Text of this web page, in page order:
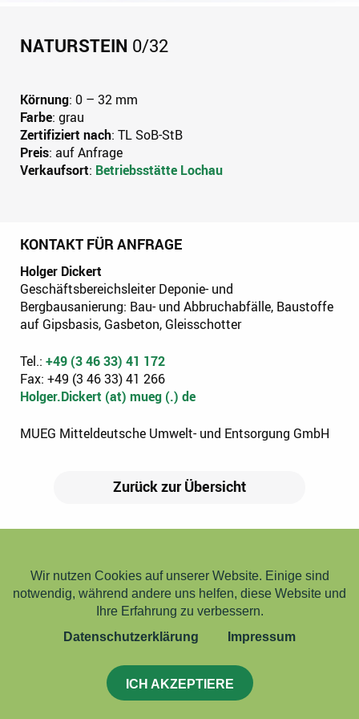
Wir verwenden Cookies
Wir nutzen Cookies auf unserer Website. Einige sind
notwendig, während andere uns helfen, diese Website und
Ihre Erfahrung zu verbessern.
Datenschutzerklärung
Impressum
ICH AKZEPTIERE
NATURSTEIN 0/32
Körnung: 0 – 32 mm
Farbe: grau
Zertifiziert nach: TL SoB-StB
Preis: auf Anfrage
Verkaufsort: Betriebsstätte Lochau
KONTAKT FÜR ANFRAGE
Holger Dickert
Geschäftsbereichsleiter Deponie- und
Bergbausanierung: Bau- und Abbruchabfälle, Baustoffe
auf Gipsbasis, Gasbeton, Gleisschotter
Tel.: +49 (3 46 33) 41 172
Fax: +49 (3 46 33) 41 266
Holger.Dickert (at) mueg (.) de
MUEG Mitteldeutsche Umwelt- und Entsorgung GmbH
Zurück zur Übersicht
INTERESSIERT?
WIR RUFEN SIE ZURÜCK!
IMPRESSUM